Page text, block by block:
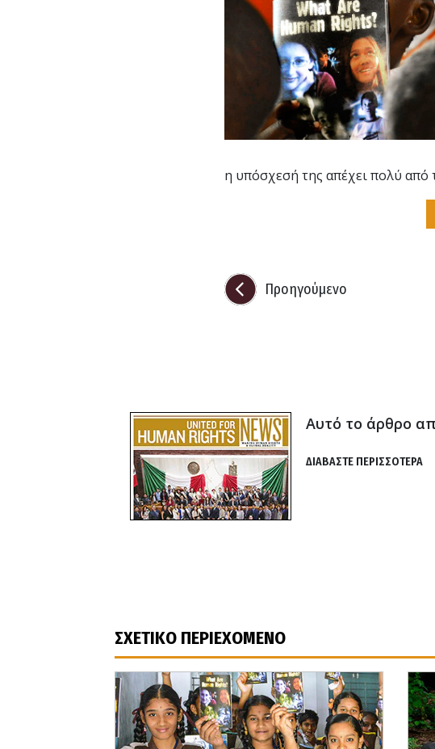
η υπόσχεσή της απέχει πολύ από
Προηγούμενο
Αυτό το άρθρο
ΔΙΑΒΑΣΤΕ ΠΕΡΙΣΣΟΤΕΡΑ
ΣΧΕΤΙΚΟ ΠΕΡΙΕΧΟΜΕΝΟ